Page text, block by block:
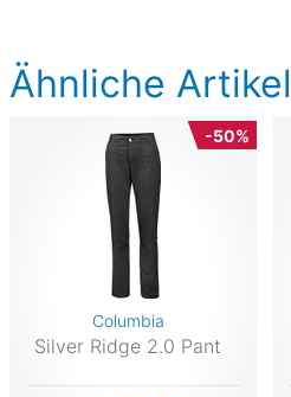
Ähnliche Artikel
-50%
Columbia
Silver Ridge 2.0 Pant